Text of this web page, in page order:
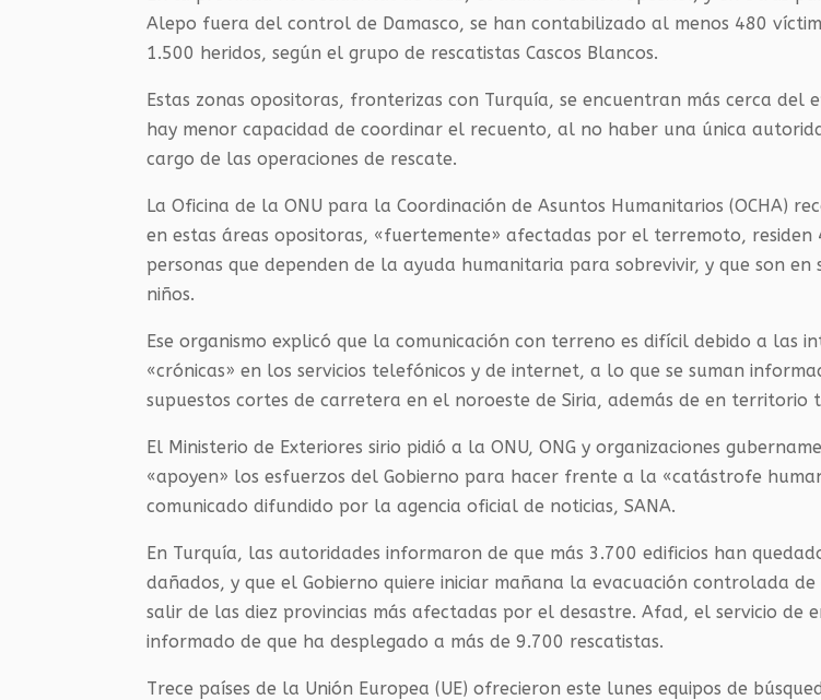
Alepo fuera del control de Damasco, se han contabilizado al menos 480
1.500 heridos, según el grupo de rescatistas Cascos Blancos.
Estas zonas opositoras, fronterizas con Turquía, se encuentran más cerca del
hay menor capacidad de coordinar el recuento, al no haber una única
cargo de las operaciones de rescate.
La Oficina de la ONU para la Coordinación de Asuntos Humanitarios (OCHA)
en estas áreas opositoras, «fuertemente» afectadas por el terremoto, residen
personas que dependen de la ayuda humanitaria para sobrevivir, y que son en
niños.
Ese organismo explicó que la comunicación con terreno es difícil debido a las
«crónicas» en los servicios telefónicos y de internet, a lo que se suman
supuestos cortes de carretera en el noroeste de Siria, además de en territorio
El Ministerio de Exteriores sirio pidió a la ONU, ONG y organizaciones
«apoyen» los esfuerzos del Gobierno para hacer frente a la «catástrofe
comunicado difundido por la agencia oficial de noticias, SANA.
En Turquía, las autoridades informaron de que más 3.700 edificios han
dañados, y que el Gobierno quiere iniciar mañana la evacuación controlada de
salir de las diez provincias más afectadas por el desastre. Afad, el servicio de
informado de que ha desplegado a más de 9.700 rescatistas.
Trece países de la Unión Europea (UE) ofrecieron este lunes equipos de